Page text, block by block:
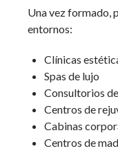
Una vez formado,
entornos:
Clínicas
Spas de lujo
Consultorios
Centros de
Cabinas
Centros de